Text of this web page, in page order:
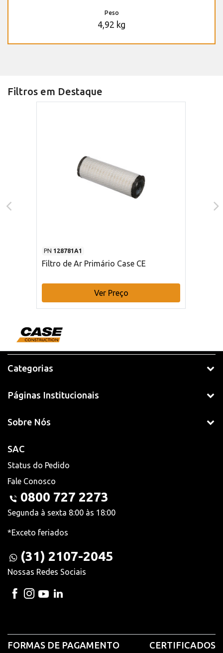
Peso
4,92 kg
Filtros em Destaque
PN 128781A1
Filtro de Ar Primário Case CE
Ver Preço
Categorias
Páginas Institucionais
Sobre Nós
SAC
Status do Pedido
Fale Conosco
0800 727 2273
Segunda à sexta 8:00 às 18:00
*Exceto feriados
(31) 2107-2045
Nossas Redes Sociais
FORMAS DE PAGAMENTO CERTIFICADOS